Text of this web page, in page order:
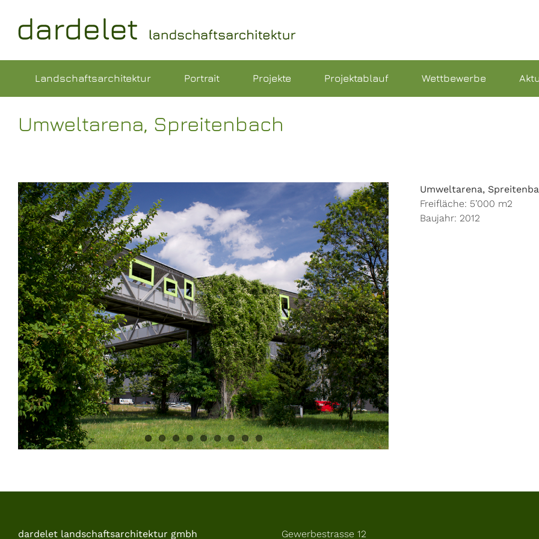
content
Landschaftsarchitektur Portrait Projekte Projektablauf Wettbewerbe
Umweltarena, Spreitenbach
Umweltarena,
Freifläche: 5’000 m2
Baujahr: 2012
dardelet landschaftsarchitektur gmbh Gewerbestrasse 12